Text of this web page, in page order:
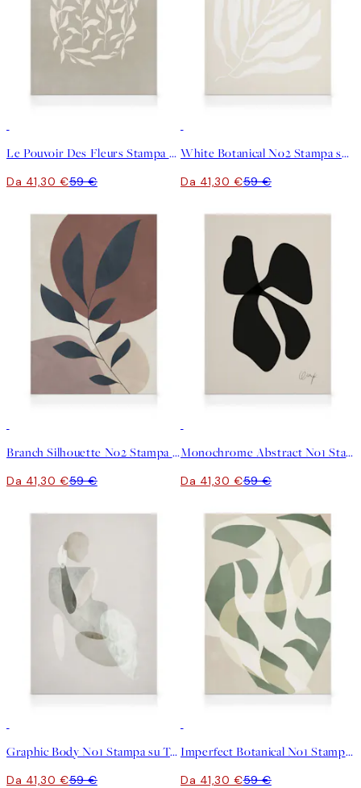
Le Pouvoir Des Fleurs Stampa su Tela
Da 41,30 €59 €
White Botanical No2 Stampa su Tela
Da 41,30 €59 €
Branch Silhouette No2 Stampa su Tela
Da 41,30 €59 €
Monochrome Abstract No1 Stampa su Tela
Da 41,30 €59 €
Graphic Body No1 Stampa su Tela
Da 41,30 €59 €
Imperfect Botanical No1 Stampa su Tela
Da 41,30 €59 €